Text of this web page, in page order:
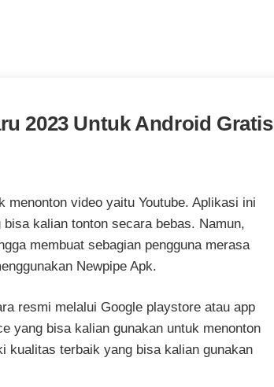
2023 Untuk Android Gratis
video yaitu Youtube. Aplikasi ini
kalian tonton secara bebas. Namun,
membuat sebagian pengguna merasa
Newpipe Apk.
resmi melalui Google playstore atau app
yang bisa kalian gunakan untuk menonton
kualitas terbaik yang bisa kalian gunakan